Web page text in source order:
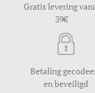
Gratis levering
39
Betaling
en beveiligd